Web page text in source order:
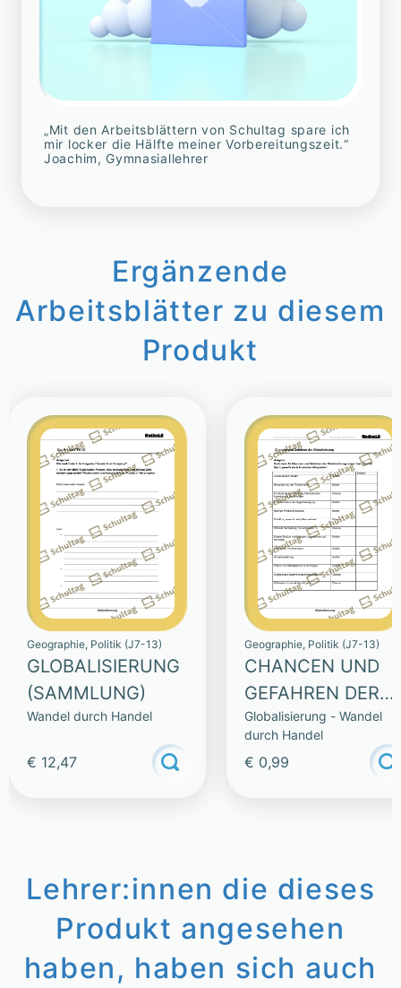
„Mit den Arbeitsblättern von Schultag spare ich
mir locker die Hälfte meiner Vorbereitungszeit.“
Joachim, Gymnasiallehrer
Ergänzende
Arbeitsblätter zu diesem
Produkt
Geographie, Politik (J7-13)
GLOBALISIERUNG
(SAMMLUNG)
Wandel durch Handel
€ 12,47
Geographie, Politik (J7-13)
CHANCEN UND
GEFAHREN DER
GLOBALISIERUNG
Globalisierung - Wandel
durch Handel
€ 0,99
Lehrer:innen die dieses
Produkt angesehen
haben, haben sich auch